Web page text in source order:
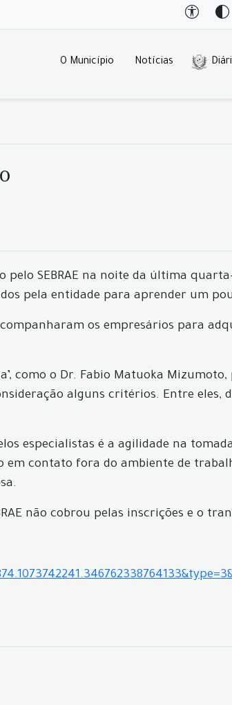
O Município Notícias
SEBRAE na noite da última
pela entidade para aprender um
os empresários para
como o Dr. Fabio Matuoka
alguns critérios. Entre
especialistas é a agilidade na
em contato fora do ambiente de
não cobrou pelas inscrições e o